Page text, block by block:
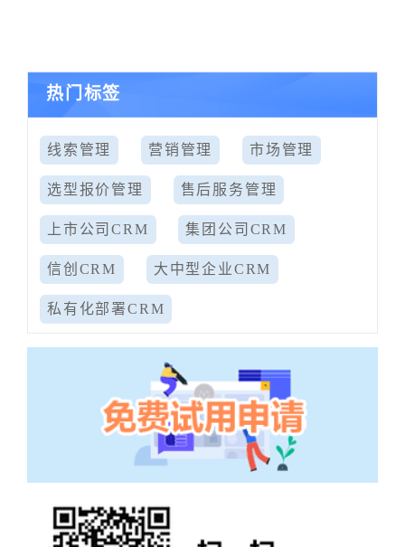
热门标签
线索管理 营销管理 市场管理
选型报价管理 售后服务管理
上市公司CRM 集团公司CRM
信创CRM 大中型企业CRM
私有化部署CRM